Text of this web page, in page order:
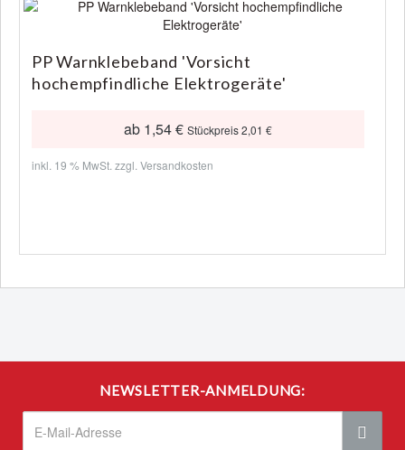
PP Warnklebeband 'Vorsicht
hochempfindliche Elektrogeräte'
ab 1,54 € Stückpreis 2,01 €
inkl. 19 % MwSt. zzgl. Versandkosten
NEWSLETTER-ANMELDUNG: